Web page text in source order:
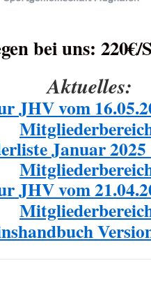
bei uns:
Aktuelles:
JHV vom
Januar 2025
JHV vom